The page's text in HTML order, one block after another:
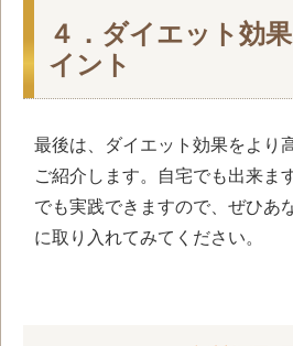
４．ダイエット効
イント
最後は、ダイエット効果をより
ご紹介します。自宅でも出来ま
でも実践できますので、ぜひあ
に取り入れてみてください。